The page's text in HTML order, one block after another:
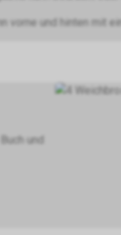
vorne und hinten mit
und